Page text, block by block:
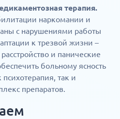
терапия.
наркомании и
с нарушениями работы
к трезвой жизни –
и панические
больному ясность
так и
препаратов.